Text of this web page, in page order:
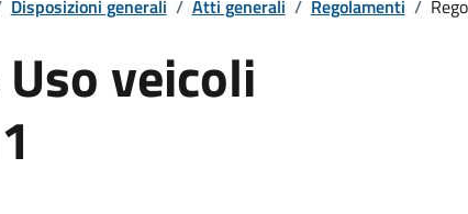
Disposizioni generali / Atti generali / Regolamenti /
veicoli